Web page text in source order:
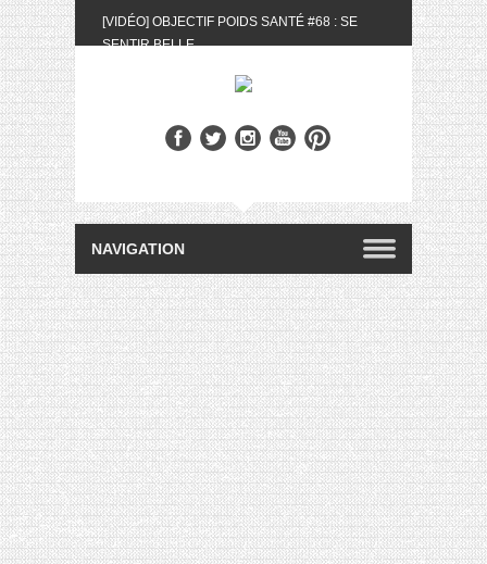
[VIDÉO] OBJECTIF POIDS SANTÉ #68 : SE
SENTIR BELLE
BIOTYFULL BOX DU MOIS DE MAI 2024 FEAT.
[VIDÉO] QUITOQUE #10 : MEAL PREP &
CONVIVIALITÉ
[VIDÉO] UNBOXING : LES MY LITTLE &
BIOTYFULL BOX DU MOIS D’AVRIL 2024
FEAT. AKILA
[VIDÉO] OBJECTIF POIDS SANTÉ #67 : L’AVIS
DES AUTRES, CE N’EST QUE LA VIE DES
AUTRES
[VIDÉO] UNBOXING : LES MY LITTLE &
BIOTYFULL BOX DES MOIS DE FÉVRIER ET
MARS 2024 FEAT. AKILA
[VIDÉO] LA SÉLECTION DU MOIS
#JANVIER2024
[VIDÉO] HELLOFRESH #34 : IDÉES
RECETTES RISOTTO